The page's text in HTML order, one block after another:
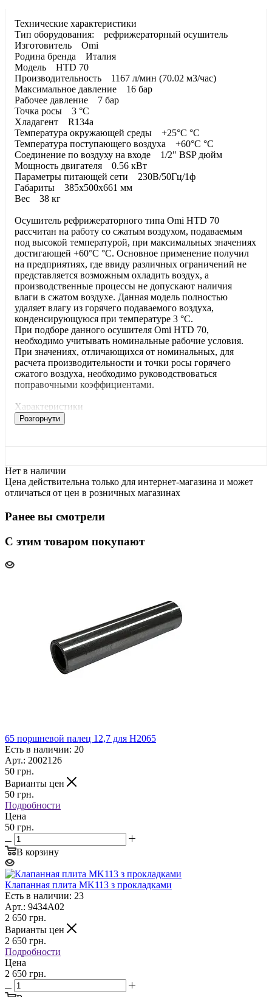
Технические характеристики
Тип оборудования: рефрижераторный осушитель
Изготовитель Omi
Родина бренда Италия
Модель HTD 70
Производительность 1167 л/мин (70.02 м3/час)
Максимальное давление 16 бар
Рабочее давление 7 бар
Точка росы 3 °C
Хладагент R134a
Температура окружающей среды +25°C °C
Температура поступающего воздуха +60°C °C
Соединение по воздуху на входе 1/2" BSP дюйм
Мощность двигателя 0.56 кВт
Параметры питающей сети 230В/50Гц/1ф
Габариты 385х500х661 мм
Вес 38 кг
Осушитель рефрижераторного типа Omi HTD 70
рассчитан на работу со сжатым воздухом, подаваемым
под высокой температурой, при максимальных значениях
достигающей +60°C °С. Основное применение получил
на предприятиях, где ввиду различных ограничений не
представляется возможным охладить воздух, а
производственные процессы не допускают наличия
влаги в сжатом воздухе. Данная модель полностью
удаляет влагу из горячего подаваемого воздуха,
конденсирующуюся при температуре 3 °С.
При подборе данного осушителя Omi HTD 70,
необходимо учитывать номинальные рабочие условия.
При значениях, отличающихся от номинальных, для
расчета производительности и точки росы горячего
сжатого воздуха, необходимо руководствоваться
поправочными коэффициентами.
Характеристики
Розгорнути
Нет в наличии
Цена действительна только для интернет-магазина и может
отличаться от цен в розничных магазинах
Ранее вы смотрели
С этим товаром покупают
65 поршневой палец 12,7 для H2065
Есть в наличии: 20
Арт.: 2002126
50 грн.
Варианты цен
50 грн.
Подробности
Цена
50 грн.
В корзину
Клапанная плита MK113 з прокладками
Есть в наличии: 23
Арт.: 9434A02
2 650 грн.
Варианты цен
2 650 грн.
Подробности
Цена
2 650 грн.